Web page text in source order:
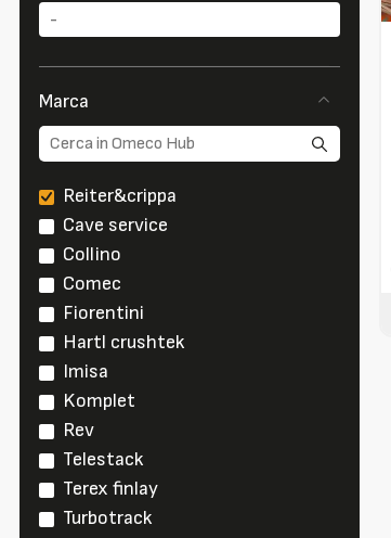
Marca
Reiter&crippa
Cave service
Collino
Comec
Fiorentini
Hartl crushtek
Imisa
Komplet
Rev
Telestack
Terex finlay
Turbotrack